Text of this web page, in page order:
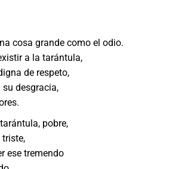
cosa grande como el odio.
a la tarántula,
de respeto,
su desgracia,
pobre,
ese tremendo